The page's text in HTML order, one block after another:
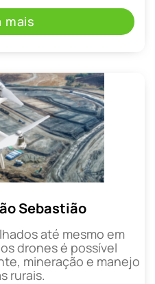
mais
Sebastião
até mesmo em
drones é possível
mineração e manejo
rurais.